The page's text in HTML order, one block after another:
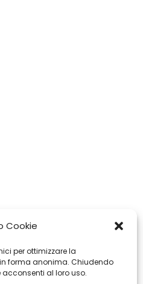
Cookie
per ottimizzare la
forma anonima. Chiudendo
al loro uso.